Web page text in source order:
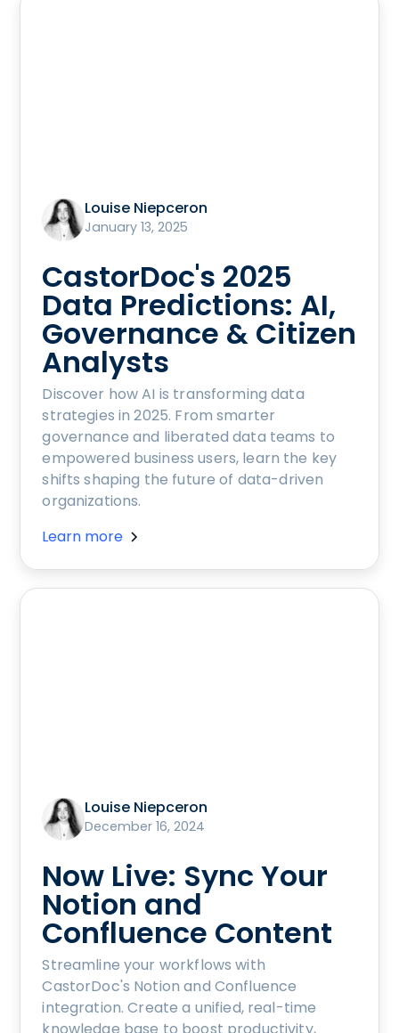
Louise Niepceron
January 13, 2025
CastorDoc's 2025
Data Predictions: AI,
Governance & Citizen
Analysts
Discover how AI is transforming data
strategies in 2025. From smarter
governance and liberated data teams to
empowered business users, learn the key
shifts shaping the future of data-driven
organizations.
Learn more
Louise Niepceron
December 16, 2024
Now Live: Sync Your
Notion and
Confluence Content
Streamline your workflows with
CastorDoc's Notion and Confluence
integration. Create a unified, real-time